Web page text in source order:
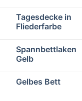
Tagesdecke in
Fliederfarbe
Spannbettlaken
Gelb
Gelbes Bett